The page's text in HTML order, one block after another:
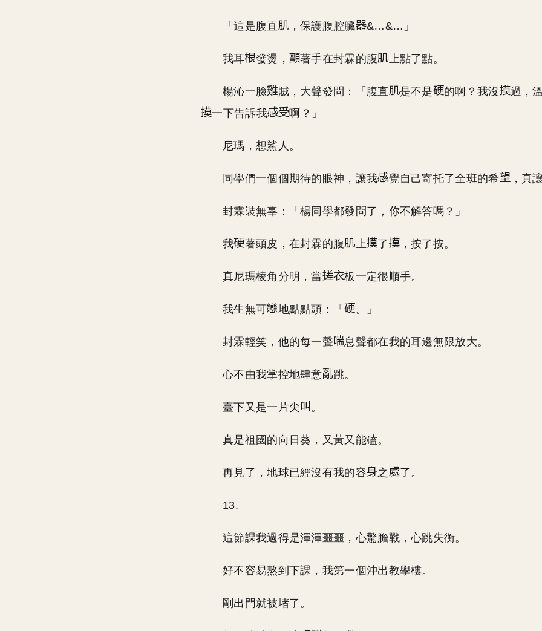
「這是腹直 ，保護腹腔臟 &…&…」
我耳 發燙， 著手在封霖的腹 上點了點。
楊沁一臉 賊，大聲發問：「腹直 是不是 的啊？我沒
過，
一下告訴我
啊？」
尼瑪，想鯊人。
同學們一個個期待的眼神，讓我 覺自己寄托了全班的希 ，真
封霖裝無辜：「楊同學都發問了，你不解答嗎？」
我 著頭皮，在封霖的腹 上 了 ，按了按。
真尼瑪棱角分明，當 板一定很順手。
我生無可 地點點頭：「 。」
封霖輕笑，他的每一聲 息聲都在我的耳邊無限放大。
心不由我掌控地肆意 跳。
臺下又是一片尖 。
真是祖國的向日葵，又黃又能磕。
再見了，地球已經沒有我的容 之 了。
13.
這節課我過得是渾渾噩噩，心驚膽戰，心跳失衡。
好不容易熬到下課，我第一個沖出教學樓。
剛出門就被堵了。